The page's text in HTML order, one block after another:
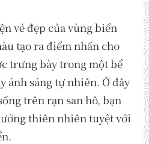
vẻ đẹp của vùng biển
tạo ra điểm nhấn cho
trưng bày trong một bể
ánh sáng tự nhiên. Ở đây
trên rạn san hô, bạn
thiên nhiên tuyệt với